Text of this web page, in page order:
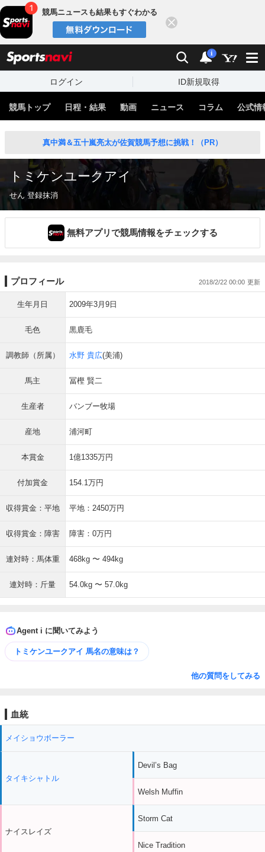
競馬ニュースも結果もすぐわかる
検索 通知
i
ログイン ID新規取得
競馬トップ 日程・結果 動画 ニュース コラム 公式情
真中満＆五十嵐亮太が佐賀競馬予想に挑戦！（PR）
トミケンユークアイ
せん 登録抹消
無料アプリで競馬情報をチェックする
プロフィール 2018/2/22 00:00
生年月日 2009年3月9日
毛色 黒鹿毛
調教師（所属） 水野 貴広(美浦)
馬主 冨樫 賢二
生産者 バンブー牧場
産地 浦河町
本賞金 1億1335万円
付加賞金 154.1万円
収得賞金：平地 平地：2450万円
収得賞金：障害 障害：0万円
連対時：馬体重 468kg 〜 494kg
連対時：斤量 54.0kg 〜 57.0kg
Agent i に聞いてみよう
トミケンユークアイ 馬名の意味は？
他の質問をしてみる
血統
メイショウボーラー
タイキシャトル
ナイスレイズ
Devil’s Bag
Welsh Muffin
Storm Cat
Nice Tradition